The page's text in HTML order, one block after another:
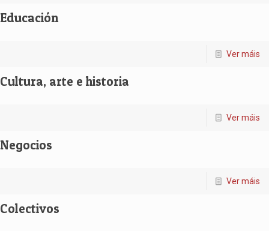
Educación
Ver máis
Cultura, arte e historia
Ver máis
Negocios
Ver máis
Colectivos